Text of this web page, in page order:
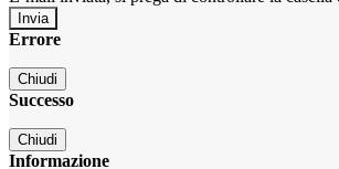
Errore
Chiudi
Successo
Chiudi
Informazione